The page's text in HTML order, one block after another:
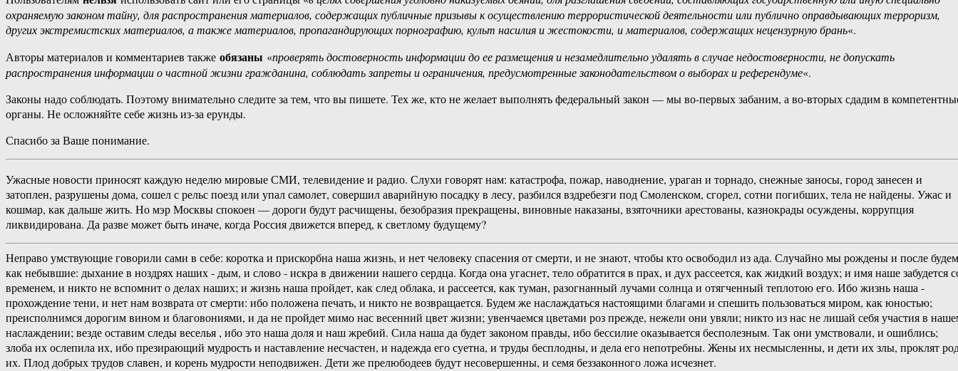
охраняемую законом тайну, для распространения материалов, содержащих публичные призывы к осуществлению террористической деятельности или публично оправдывающих терроризм,
других экстремистских материалов, а также материалов, пропагандирующих порнографию, культ насилия и жестокости, и материалов, содержащих нецензурную брань«.
Авторы материалов и комментариев также обязаны «проверять достоверность информации до ее размещения и незамедлительно удалять в случае недостоверности, не допускать
распространения информации о частной жизни гражданина, соблюдать запреты и ограничения, предусмотренные законодательством о выборах и референдуме«.
Законы надо соблюдать. Поэтому внимательно следите за тем, что вы пишете. Тех же, кто не желает выполнять федеральный закон — мы во-первых забаним, а во-вторых сдадим в
органы. Не осложняйте себе жизнь из-за ерунды.
Спасибо за Ваше понимание.
Ужасные новости приносят каждую неделю мировые СМИ, телевидение и радио. Слухи говорят нам: катастрофа, пожар, наводнение, ураган и торнадо, снежные заносы, город занесен и
затоплен, разрушены дома, сошел с рельс поезд или упал самолет, совершил аварийную посадку в лесу, разбился вздребезги под Смоленском, сгорел, сотни погибших, тела не найдены. Ужас и
кошмар, как дальше жить. Но мэр Москвы спокоен — дороги будут расчищены, безобразия прекращены, виновные наказаны, взяточники арестованы, казнокрады осуждены, коррупция
ликвидирована. Да разве может быть иначе, когда Россия движется вперед, к светлому будущему?
Неправо умствующие говорили сами в себе: коротка и прискорбна наша жизнь, и нет человеку спасения от смерти, и не знают, чтобы кто освободил из ада. Случайно мы рождены и после будем
как небывшие: дыхание в ноздрях наших - дым, и слово - искра в движении нашего сердца. Когда она угаснет, тело обратится в прах, и дух рассеется, как жидкий воздух; и имя наше забудется
временем, и никто не вспомнит о делах наших; и жизнь наша пройдет, как след облака, и рассеется, как туман, разогнанный лучами солнца и отягченный теплотою его. Ибо жизнь наша -
прохождение тени, и нет нам возврата от смерти: ибо положена печать, и никто не возвращается. Будем же наслаждаться настоящими благами и спешить пользоваться миром, как юностью;
преисполнимся дорогим вином и благовониями, и да не пройдет мимо нас весенний цвет жизни; увенчаемся цветами роз прежде, нежели они увяли; никто из нас не лишай себя участия в
наслаждении; везде оставим следы веселья , ибо это наша доля и наш жребий. Сила наша да будет законом правды, ибо бессилие оказывается бесполезным. Так они умствовали, и ошиблись;
злоба их ослепила их, ибо презирающий мудрость и наставление несчастен, и надежда его суетна, и труды бесплодны, и дела его непотребны. Жены их несмысленны, и дети их злы, проклят
их. Плод добрых трудов славен, и корень мудрости неподвижен. Дети же прелюбодеев будут несовершенны, и семя беззаконного ложа исчезнет.